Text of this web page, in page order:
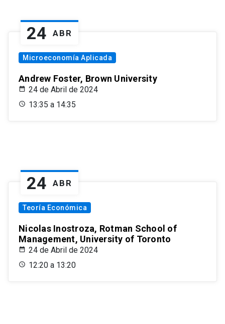
24 ABR
Microeconomía Aplicada
Andrew Foster, Brown University
24 de Abril de 2024
13:35 a 14:35
24 ABR
Teoría Económica
Nicolas Inostroza, Rotman School of
Management, University of Toronto
24 de Abril de 2024
12:20 a 13:20